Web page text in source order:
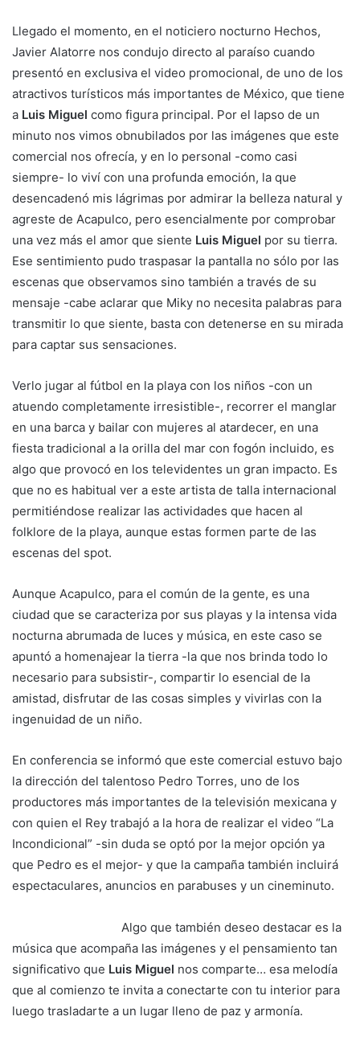
Llegado el momento, en el noticiero nocturno Hechos,
Javier Alatorre nos condujo directo al paraíso cuando
presentó en exclusiva el video promocional, de uno de los
atractivos turísticos más importantes de México, que tiene
a Luis Miguel como figura principal. Por el lapso de un
minuto nos vimos obnubilados por las imágenes que este
comercial nos ofrecía, y en lo personal -como casi
siempre- lo viví con una profunda emoción, la que
desencadenó mis lágrimas por admirar la belleza natural y
agreste de Acapulco, pero esencialmente por comprobar
una vez más el amor que siente Luis Miguel por su tierra.
Ese sentimiento pudo traspasar la pantalla no sólo por las
escenas que observamos sino también a través de su
mensaje -cabe aclarar que Miky no necesita palabras para
transmitir lo que siente, basta con detenerse en su mirada
para captar sus sensaciones.
Verlo jugar al fútbol en la playa con los niños -con un
atuendo completamente irresistible-, recorrer el manglar
en una barca y bailar con mujeres al atardecer, en una
fiesta tradicional a la orilla del mar con fogón incluido, es
algo que provocó en los televidentes un gran impacto. Es
que no es habitual ver a este artista de talla internacional
permitiéndose realizar las actividades que hacen al
folklore de la playa, aunque estas formen parte de las
escenas del spot.
Aunque Acapulco, para el común de la gente, es una
ciudad que se caracteriza por sus playas y la intensa vida
nocturna abrumada de luces y música, en este caso se
apuntó a homenajear la tierra -la que nos brinda todo lo
necesario para subsistir-, compartir lo esencial de la
amistad, disfrutar de las cosas simples y vivirlas con la
ingenuidad de un niño.
En conferencia se informó que este comercial estuvo bajo
la dirección del talentoso Pedro Torres, uno de los
productores más importantes de la televisión mexicana y
con quien el Rey trabajó a la hora de realizar el video “La
Incondicional” -sin duda se optó por la mejor opción ya
que Pedro es el mejor- y que la campaña también incluirá
espectaculares, anuncios en parabuses y un cineminuto.
Algo que también deseo destacar es la
música que acompaña las imágenes y el pensamiento tan
significativo que Luis Miguel nos comparte… esa melodía
que al comienzo te invita a conectarte con tu interior para
luego trasladarte a un lugar lleno de paz y armonía.